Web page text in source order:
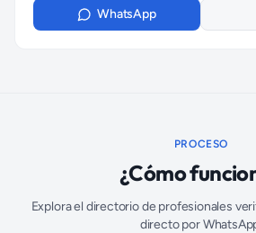
WhatsApp
PROCESO
¿Cómo
Explora el directorio de profesionales
directo por